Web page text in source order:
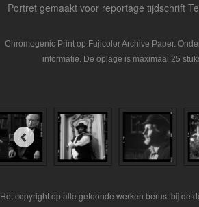
Portret gemaakt voor reportage tijdschrift
Chromogenic Print op Fujicolor Archive Paper.
informatie. De oplage is maximaal 25
Het copyright op alle getoonde werken berust bij de